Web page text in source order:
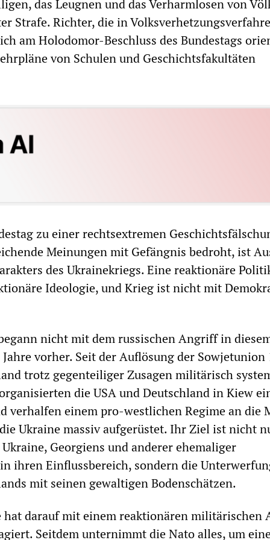
das Leugnen und das Verharmlosen von
Strafe. Richter, die in
am Holodomor-Beschluss des Bundestags
von Schulen und Geschichtsfakultäten
zu einer rechtsextremen
Meinungen mit Gefängnis bedroht, ist
des Ukrainekriegs. Eine reaktionäre
Ideologie, und Krieg ist nicht mit
nicht mit dem russischen Angriff in
vorher. Seit der Auflösung der Sowjetunion
trotz gegenteiliger Zusagen militärisch
die USA und Deutschland in Kiew
verhalfen einem pro-westlichen Regime an die
Ukraine massiv aufgerüstet. Ihr Ziel ist nicht
Georgiens und anderer ehemaliger
ihren Einflussbereich, sondern die
mit seinen gewaltigen Bodenschätzen.
hat darauf mit einem reaktionären militärischen
Seitdem unternimmt die Nato alles, um